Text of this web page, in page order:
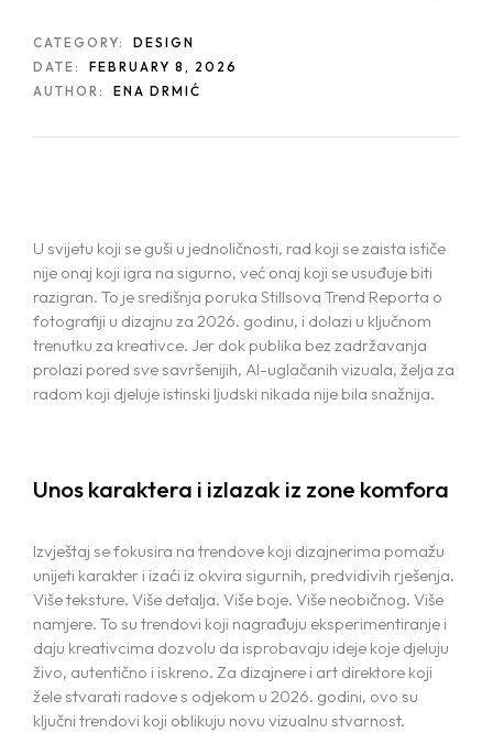
CATEGORY:
DESIGN
DATE:
FEBRUARY 8, 2026
AUTHOR:
ENA DRMIĆ
U svijetu koji se guši u jednoličnosti, rad koji se zaista ističe
nije onaj koji igra na sigurno, već onaj koji se usuđuje biti
razigran. To je središnja poruka Stillsova Trend Reporta o
fotografiji u dizajnu za 2026. godinu, i dolazi u ključnom
trenutku za kreativce. Jer dok publika bez zadržavanja
prolazi pored sve savršenijih, AI-uglačanih vizuala, želja za
radom koji djeluje istinski ljudski nikada nije bila snažnija.
Unos karaktera i izlazak iz zone komfora
Izvještaj se fokusira na trendove koji dizajnerima pomažu
unijeti karakter i izaći iz okvira sigurnih, predvidivih rješenja.
Više teksture. Više detalja. Više boje. Više neobičnog. Više
namjere. To su trendovi koji nagrađuju eksperimentiranje i
daju kreativcima dozvolu da isprobavaju ideje koje djeluju
živo, autentično i iskreno. Za dizajnere i art direktore koji
žele stvarati radove s odjekom u 2026. godini, ovo su
ključni trendovi koji oblikuju novu vizualnu stvarnost.